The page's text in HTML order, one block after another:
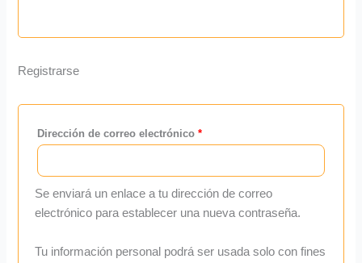
Registrarse
Dirección de correo electrónico*
Se enviará un enlace a tu dirección de correo
electrónico para establecer una nueva contraseña.
Tu información personal podrá ser usada solo con fines